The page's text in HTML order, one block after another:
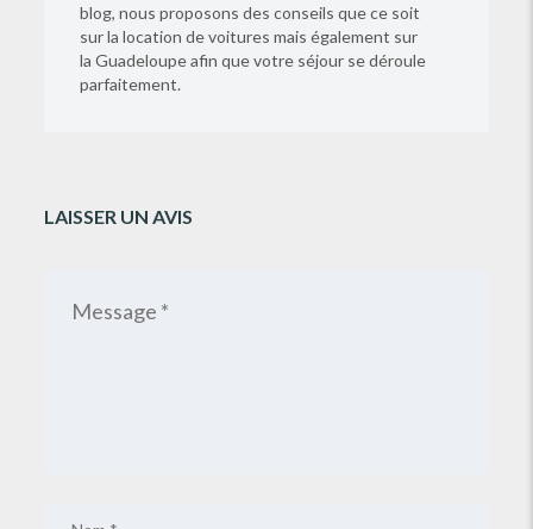
blog, nous proposons des conseils que ce soit
sur la location de voitures mais également sur
la Guadeloupe afin que votre séjour se déroule
parfaitement.
LAISSER UN AVIS